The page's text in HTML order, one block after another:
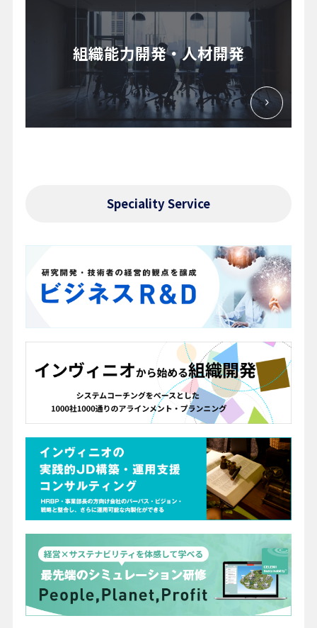
組織能力開発・人材開発
Speciality Service